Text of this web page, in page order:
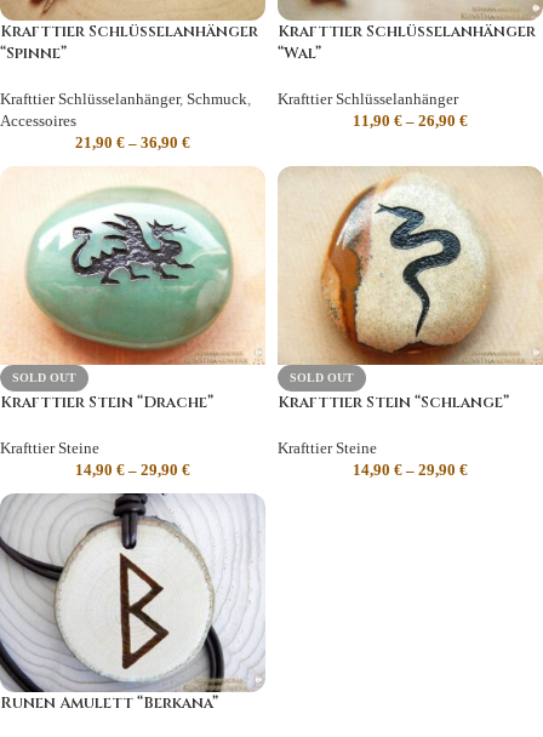
Krafttier Schlüsselanhänger
“Spinne”
Krafttier Schlüsselanhänger, Schmuck
Accessoires
21,90 € – 36,90 €
Krafttier Schlüsselanhänger
“Wal”
Krafttier Schlüsselanhänger
11,90 € – 26,90 €
SOLD OUT
Krafttier Stein “Drache”
Krafttier Steine
14,90 € – 29,90 €
SOLD OUT
Krafttier Stein “Schlange”
Krafttier Steine
14,90 € – 29,90 €
Runen Amulett “Berkana”